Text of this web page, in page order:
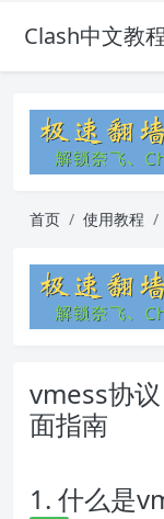
Clash中文教
首页 使用教程
vmess协
面指南
1. 什么是